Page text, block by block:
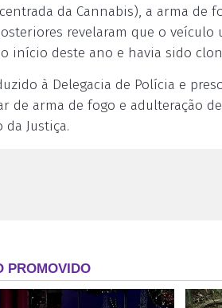
da Cannabis), a arma de
revelaram que o
início deste ano e havia sido
à Delegacia de Polícia e
de arma de fogo e adulteração
Justiça.